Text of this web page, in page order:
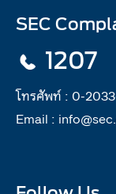
SEC
1207
โทรศัพท์ : 0-
Email :